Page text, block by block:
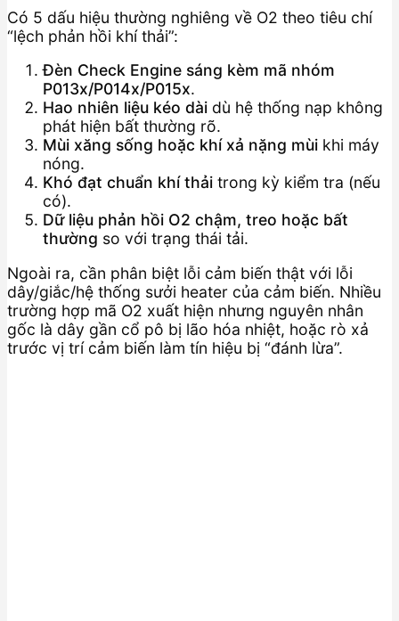
Có 5 dấu hiệu thường nghiêng về O2 theo tiêu chí
“lệch phản hồi khí thải”:
Đèn Check Engine sáng kèm mã nhóm
P013x/P014x/P015x.
Hao nhiên liệu kéo dài dù hệ thống nạp không
phát hiện bất thường rõ.
Mùi xăng sống hoặc khí xả nặng mùi khi máy
nóng.
Khó đạt chuẩn khí thải trong kỳ kiểm tra (nếu
có).
Dữ liệu phản hồi O2 chậm, treo hoặc bất
thường so với trạng thái tải.
Ngoài ra, cần phân biệt lỗi cảm biến thật với lỗi
dây/giắc/hệ thống sưởi heater của cảm biến. Nhiều
trường hợp mã O2 xuất hiện nhưng nguyên nhân
gốc là dây gần cổ pô bị lão hóa nhiệt, hoặc rò xả
trước vị trí cảm biến làm tín hiệu bị “đánh lừa”.